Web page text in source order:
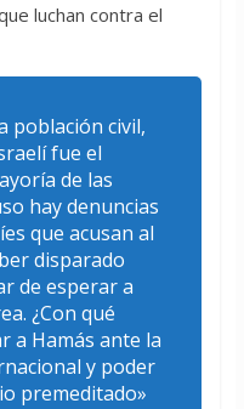
luchan contra el
población civil,
fue el
de las
hay denuncias
que acusan al
disparado
de esperar a
¿Con qué
a Hamás ante la
y poder
premeditado»